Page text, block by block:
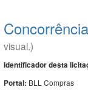
visual.)
Identificador desta
Portal: BLL Compras